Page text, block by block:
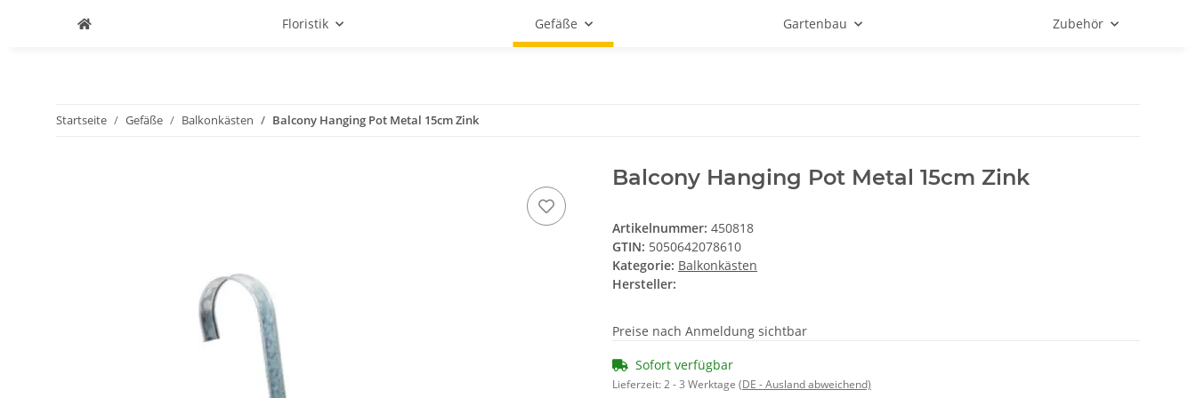
Floristik Gefäße Gartenbau Zubehör
Startseite Gefäße Balkonkästen Balcony Hanging Pot Metal 15cm Zink
Balcony Hanging Pot Metal 15cm Zink
Artikelnummer: 450818
GTIN: 5050642078610
Kategorie: Balkonkästen
Hersteller:
Preise nach Anmeldung sichtbar
Sofort verfügbar
Lieferzeit:2 - 3 Werktage (DE - Ausland abweichend)